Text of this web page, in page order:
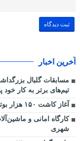
آخرین اخبار
مسابقات گلبال
تیم‌های برتر به کار خود
آغاز کاشت ۱۵۰ هزار بوته گل پائیزی از تولیدات گلخانه‌های منطقه۸
شهری